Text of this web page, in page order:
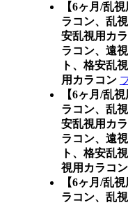
【6ヶ月/乱
ラコン、乱
安乱視用カ
ラコン、遠
ト、格安乱
用カラコン
【6ヶ月/乱
ラコン、乱
安乱視用カ
ラコン、遠
ト、格安乱
視用カラコン
【6ヶ月/乱
ラコン、乱